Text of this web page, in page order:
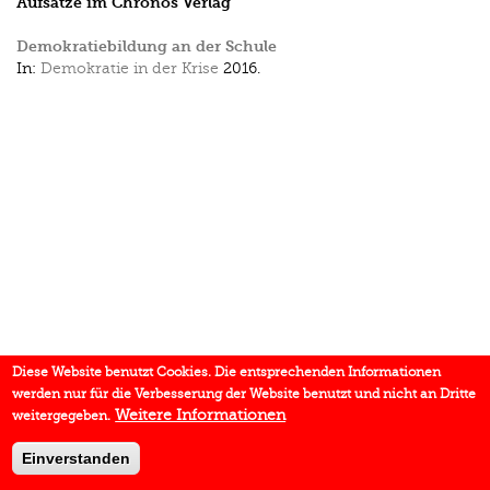
Demokratiebildung an der Schule
In: Demokratie in der Krise 2016.
Diese Website benutzt Cookies. Die entsprechenden Informationen
werden nur für die Verbesserung der Website benutzt und nicht an Dritte
weitergegeben. Weitere Informationen
Einverstanden